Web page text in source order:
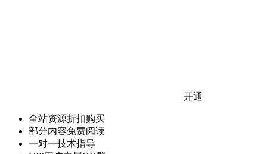
开通
全站资源折扣购买
部分内容免费阅读
一对一技术指导